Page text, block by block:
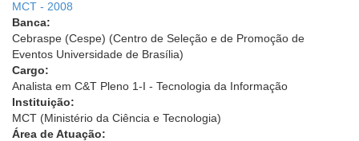
MCT - 2008
Banca:
Cebraspe (Cespe) (Centro de Seleção e de Promoção de
Eventos Universidade de Brasília)
Cargo:
Analista em C&T Pleno 1-I - Tecnologia da Informação
Instituição:
MCT (Ministério da Ciência e Tecnologia)
Área de Atuação: